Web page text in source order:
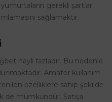
yumurtaların gerekli şartlar
sağlamaktır.
hayli fazladır. Bu nedenle
Amatör kullanım
özelliklere sahip şekilde
mümkündür. Satışa